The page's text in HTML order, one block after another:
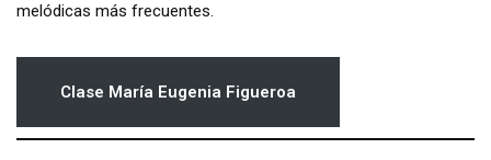
melódicas más frecuentes.
Clase María Eugenia Figueroa